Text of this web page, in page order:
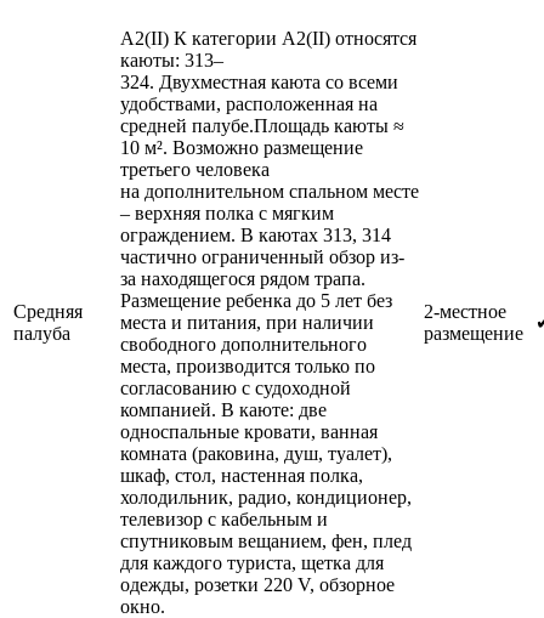
Средняя
палуба
А2(II) К категории А2(II) относятся
каюты: 313–
324. Двухместная каюта со всеми
удобствами, расположенная на
средней палубе.Площадь каюты ≈
10 м². Возможно размещение
третьего человека
на дополнительном спальном месте
– верхняя полка с мягким
ограждением. В каютах 313, 314
частично ограниченный обзор из-
за находящегося рядом трапа.
Размещение ребенка до 5 лет без
места и питания, при наличии
свободного дополнительного
места, производится только по
согласованию с судоходной
компанией. В каюте: две
односпальные кровати, ванная
комната (раковина, душ, туалет),
шкаф, стол, настенная полка,
холодильник, радио, кондиционер,
телевизор с кабельным и
спутниковым вещанием, фен, плед
для каждого туриста, щетка для
одежды, розетки 220 V, обзорное
окно.
2-местное
размещение